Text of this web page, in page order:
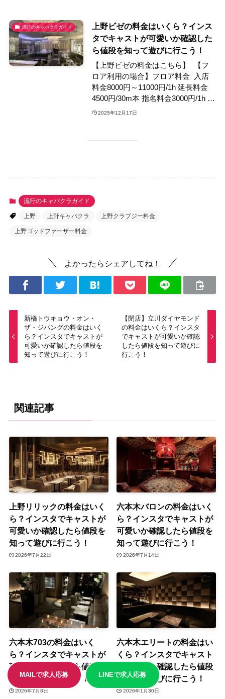
流行のキャバクラガイド
上野ビゼの料金はいくら？インス
タでキャストが可愛いか確認した
ら値段を知って遊びに行こう！
【上野ビゼの料金はこちら】 【フ
ロア利用の場合】フロア料金 入店
料金8000円～11000円/1h 延長料金
4500円/30m本 指名料金3000円/1h …
2025年12月17日
流行のキャバクラガイド
上野 上野キャバクラ 上野クラブジー料金
上野ゴッドファーザー料金
よかったらシェアしてね！
新橋トウキョウ・オン・
ザ・ジパングの料金はいく
ら？インスタでキャストが
可愛いか確認したら値段を
知って遊びに行こう！
【閉店】立川ダイヤモンド
の料金はいくら？インスタ
でキャストが可愛いか確認
したら値段を知って遊びに
行こう！
関連記事
上野リリックの料金はいく
ら？インスタでキャストが
可愛いか確認したら値段を
知って遊びに行こう！
2026年7月22日
六本木バロンの料金はいく
ら？インスタでキャストが
可愛いか確認したら値段を
知って遊びに行こう！
2026年7月14日
六本木703の料金はいく
ら？インスタでキャストが
可愛いか確認したら値段を
知って遊びに行こう！
2026年7月8日
六本木エリートの料金はい
くら？インスタでキャスト
が可愛いか確認したら値段
を知って遊びに行こう！
2026年1月30日
MAILで求人応募 LINEで求人応募